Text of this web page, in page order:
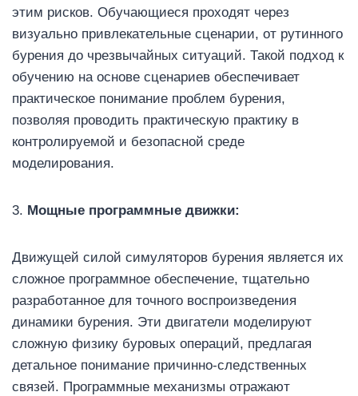
этим рисков. Обучающиеся проходят через
визуально привлекательные сценарии, от рутинного
бурения до чрезвычайных ситуаций. Такой подход к
обучению на основе сценариев обеспечивает
практическое понимание проблем бурения,
позволяя проводить практическую практику в
контролируемой и безопасной среде
моделирования.
3. Мощные программные движки:
Движущей силой симуляторов бурения является их
сложное программное обеспечение, тщательно
разработанное для точного воспроизведения
динамики бурения. Эти двигатели моделируют
сложную физику буровых операций, предлагая
детальное понимание причинно-следственных
связей. Программные механизмы отражают